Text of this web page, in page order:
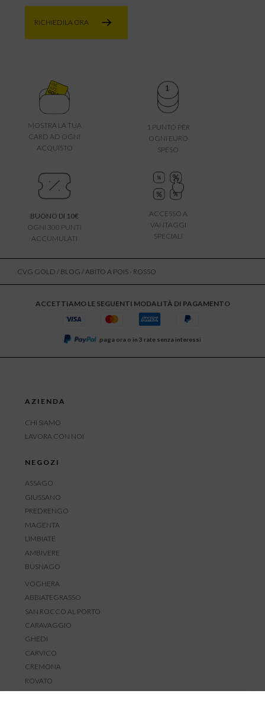
RICHIEDILA ORA
MOSTRA LA TUA
CARD AD OGNI
ACQUISTO
1 PUNTO PER
OGNI EURO
SPESO
BUONO DI 10€
OGNI 300 PUNTI
ACCUMULATI
ACCESSO A
VANTAGGI
SPECIALI
CVG GOLD / BLOG / ABITO A POIS - ROSSO
ACCETTIAMO LE SEGUENTI MODALITÀ DI PAGAMENTO
paga ora o in 3 rate senza interessi
AZIENDA
CHI SIAMO
LAVORA CON NOI
NEGOZI
ASSAGO
GIUSSANO
PREDRENGO
MAGENTA
LIMBIATE
AMBIVERE
BUSNAGO
VOGHERA
ABBIATEGRASSO
SAN ROCCO AL PORTO
CARAVAGGIO
GHEDI
CARVICO
CREMONA
ROVATO